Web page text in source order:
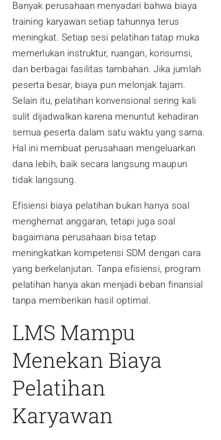
Banyak perusahaan menyadari bahwa biaya
training karyawan setiap tahunnya terus
meningkat. Setiap sesi pelatihan tatap muka
memerlukan instruktur, ruangan, konsumsi,
dan berbagai fasilitas tambahan. Jika jumlah
peserta besar, biaya pun melonjak tajam.
Selain itu, pelatihan konvensional sering kali
sulit dijadwalkan karena menuntut kehadiran
semua peserta dalam satu waktu yang sama.
Hal ini membuat perusahaan mengeluarkan
dana lebih, baik secara langsung maupun
tidak langsung.
Efisiensi biaya pelatihan bukan hanya soal
menghemat anggaran, tetapi juga soal
bagaimana perusahaan bisa tetap
meningkatkan kompetensi SDM dengan cara
yang berkelanjutan. Tanpa efisiensi, program
pelatihan hanya akan menjadi beban finansial
tanpa memberikan hasil optimal.
LMS Mampu
Menekan Biaya
Pelatihan
Karyawan